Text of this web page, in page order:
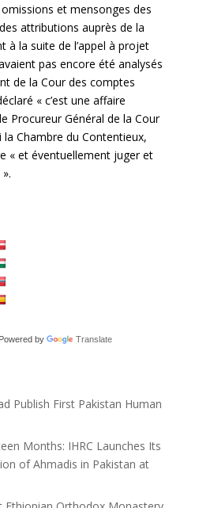
et mensonges des
attributions auprès de la
à la suite de l’appel à projet
pas encore été analysés
de la Cour des comptes
« c’est une affaire
Procureur Général de la Cour
Chambre du Contentieux,
« et éventuellement juger et
by Translate
Publish First Pakistan Human
Months: IHRC Launches Its
of Ahmadis in Pakistan at